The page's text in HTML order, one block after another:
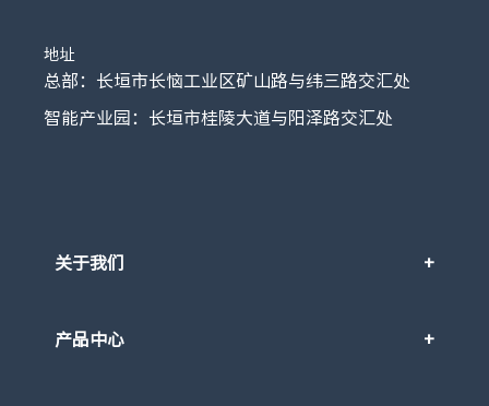
地址
总部：长垣市长恼工业区矿山路与纬三路交汇处
智能产业园：长垣市桂陵大道与阳泽路交汇处
关于我们
产品中心